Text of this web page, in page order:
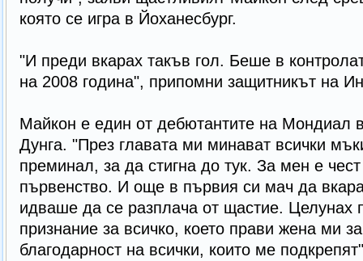
която се игра в Йоханесбург.
"И преди вкарах такъв гол. Беше в
на 2008 година", припомни защитникът на
Майкон е един от дебютантите на Мондиал
Дунга. "През главата ми минават всички
преминал, за да стигна до тук. За мен е
първенство. И още в първия си мач да
идваше да се разплача от щастие. Целунах
признание за всичко, което прави жена ми
благодарност на всички, които ме